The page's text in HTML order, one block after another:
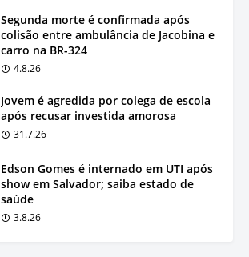
Segunda morte é confirmada após
colisão entre ambulância de Jacobina e
carro na BR-324
4.8.26
Jovem é agredida por colega de escola
após recusar investida amorosa
31.7.26
Edson Gomes é internado em UTI após
show em Salvador; saiba estado de
saúde
3.8.26